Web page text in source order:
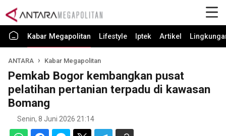
Kabar Megapolitan Lifestyle Iptek Artikel
ANTARA Kabar Megapolitan
Pemkab Bogor kembangkan pusat
pelatihan pertanian terpadu di kawasan
Bomang
Senin, 8 Juni 2026 21:14